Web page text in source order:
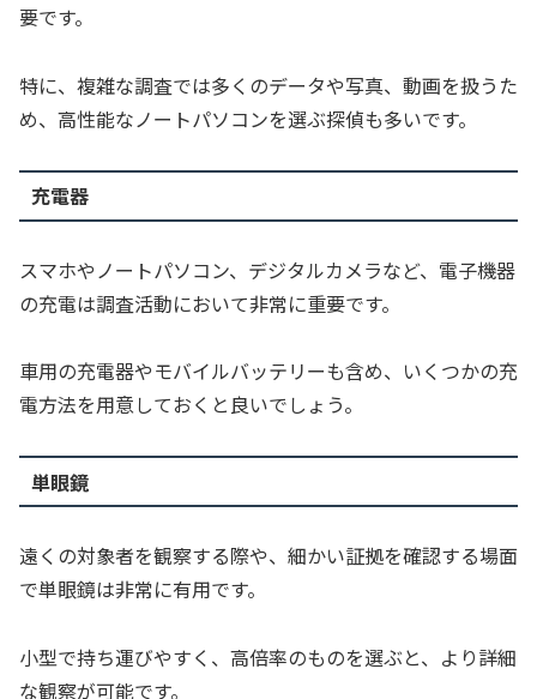
要です。
特に、複雑な調査では多くのデータや写真、動画を扱うた
め、高性能なノートパソコンを選ぶ探偵も多いです。
充電器
スマホやノートパソコン、デジタルカメラなど、電子機器
の充電は調査活動において非常に重要です。
車用の充電器やモバイルバッテリーも含め、いくつかの充
電方法を用意しておくと良いでしょう。
単眼鏡
遠くの対象者を観察する際や、細かい証拠を確認する場面
で単眼鏡は非常に有用です。
小型で持ち運びやすく、高倍率のものを選ぶと、より詳細
な観察が可能です。